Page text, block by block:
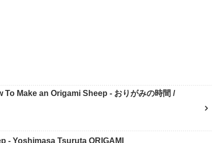
To Make an Origami Sheep - おりがみの時間 /
- Yoshimasa Tsuruta ORIGAMI